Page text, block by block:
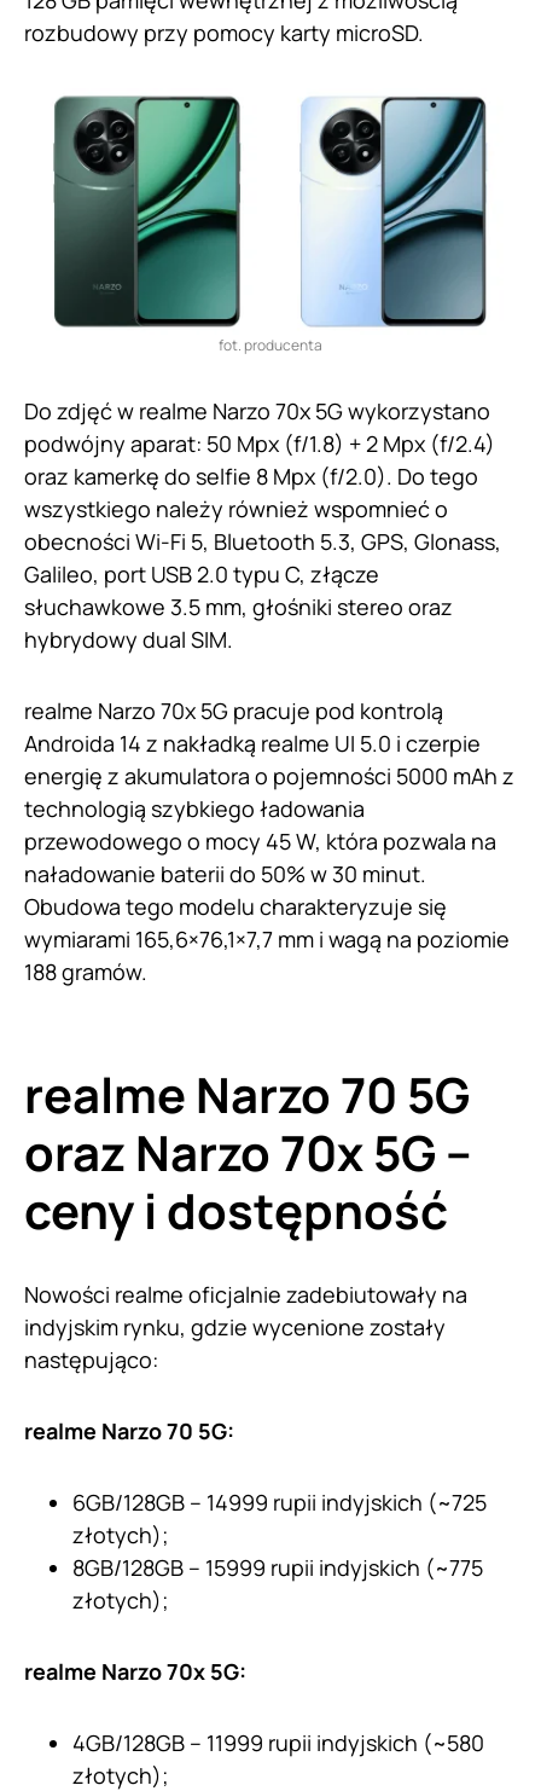
rozbudowy przy pomocy karty microSD.
fot. producenta
Do zdjęć w realme Narzo 70x 5G wykorzystano
podwójny aparat: 50 Mpx (f/1.8) + 2 Mpx (f/2.4)
oraz kamerkę do selfie 8 Mpx (f/2.0). Do tego
wszystkiego należy również wspomnieć o
obecności Wi-Fi 5, Bluetooth 5.3, GPS, Glonass,
Galileo, port USB 2.0 typu C, złącze
słuchawkowe 3.5 mm, głośniki stereo oraz
hybrydowy dual SIM.
realme Narzo 70x 5G pracuje pod kontrolą
Androida 14 z nakładką realme UI 5.0 i czerpie
energię z akumulatora o pojemności 5000 mAh z
technologią szybkiego ładowania
przewodowego o mocy 45 W, która pozwala na
naładowanie baterii do 50% w 30 minut.
Obudowa tego modelu charakteryzuje się
wymiarami 165,6×76,1×7,7 mm i wagą na poziomie
188 gramów.
realme Narzo 70 5G
oraz Narzo 70x 5G –
ceny i dostępność
Nowości realme oficjalnie zadebiutowały na
indyjskim rynku, gdzie wycenione zostały
następująco:
realme Narzo 70 5G:
6GB/128GB – 14999 rupii indyjskich (~725
złotych);
8GB/128GB – 15999 rupii indyjskich (~775
złotych);
realme Narzo 70x 5G:
4GB/128GB – 11999 rupii indyjskich (~580
złotych);